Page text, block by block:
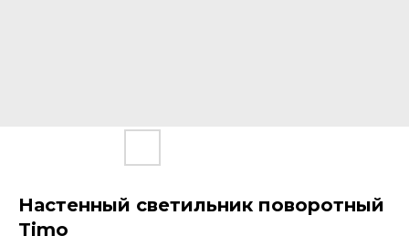
Настенный светильник поворотный
Timo